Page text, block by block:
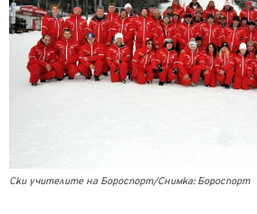
Ски учителите на Бороспорт/Снимка: Бороспорт